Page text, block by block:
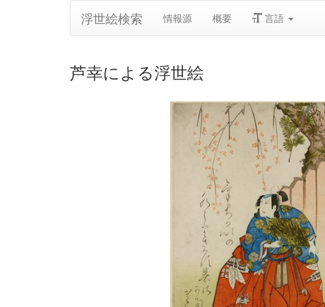
浮世絵検索 情報源 概要 言語
芦幸による浮世絵